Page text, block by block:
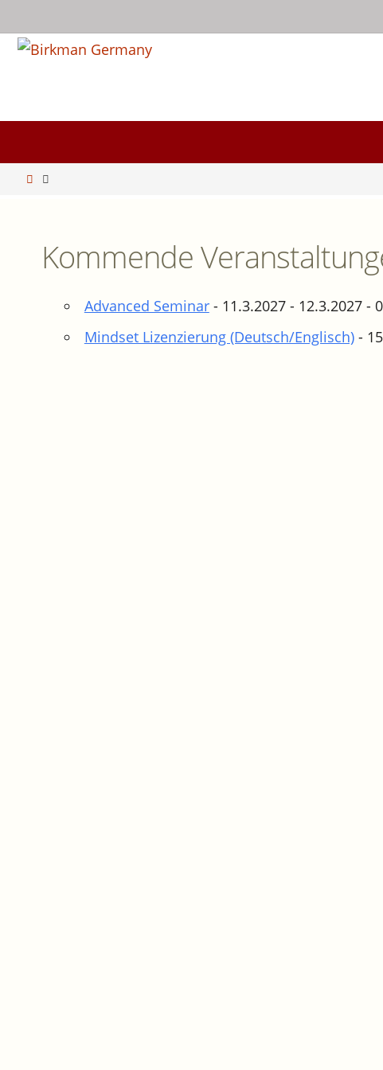
Zum
springen
Start
Kommende
Advanced Seminar- 11.3.2027 - 12.3.2027 -
Mindset Lizenzierung (Deutsch/Englisch)-